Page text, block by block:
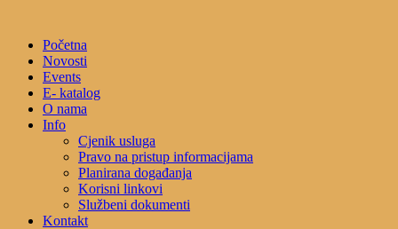
Početna
Novosti
Events
E- katalog
O nama
Info
Cjenik usluga
Pravo na pristup informacijama
Planirana događanja
Korisni linkovi
Službeni dokumenti
Kontakt